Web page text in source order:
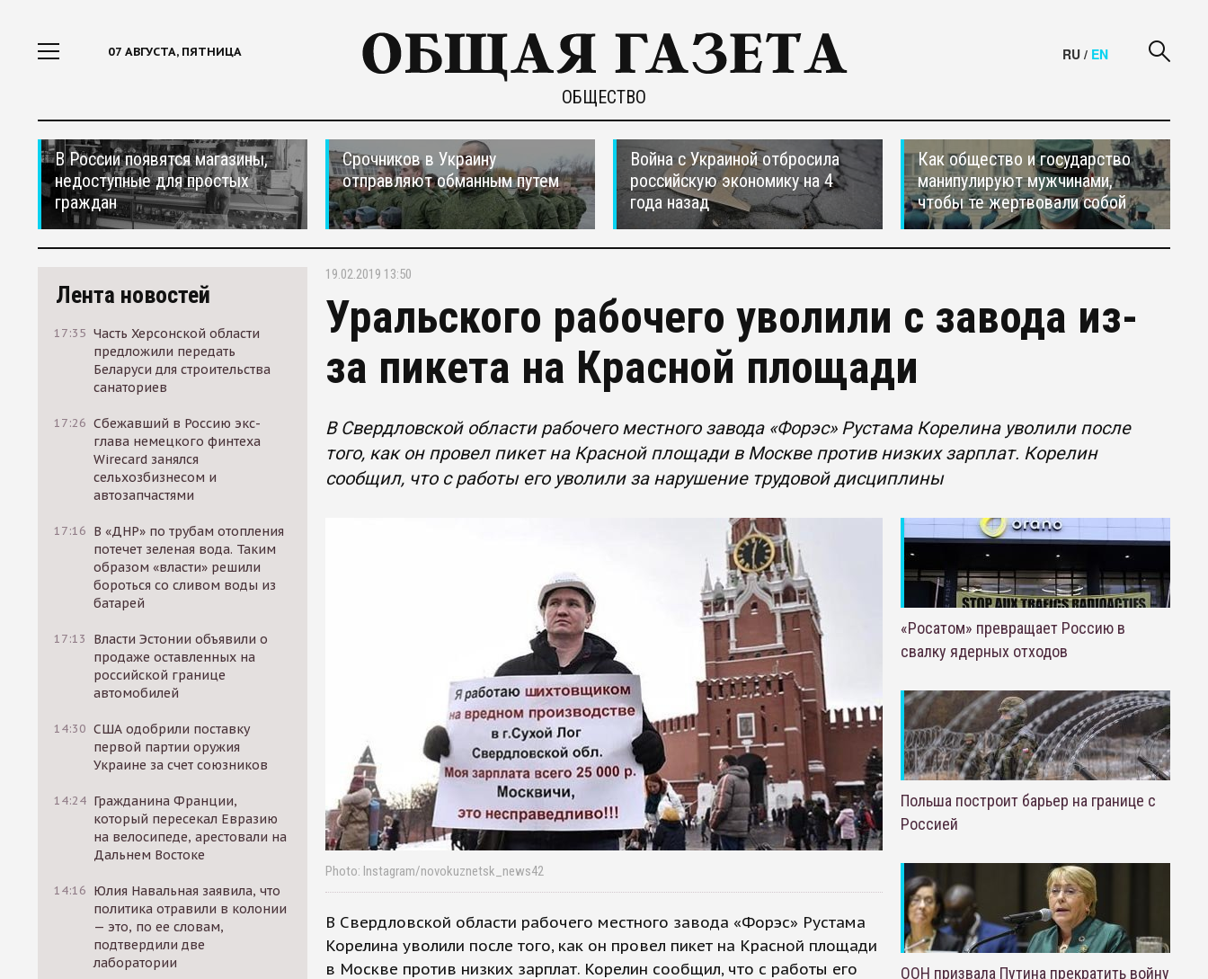
07 АВГУСТА, ПЯТНИЦА
ОБЩЕСТВО
RU / EN
В России появятся магазины,
недоступные для простых
граждан
Срочников в Украину
отправляют обманным путем
Война с Украиной отбросила
российскую экономику на 4
года назад
Как общество и государство
манипулируют мужчинами,
чтобы те жертвовали собой
Лента новостей
17:35 Часть Херсонской области
предложили передать
Беларуси для строительства
санаториев
17:26 Сбежавший в Россию экс-
глава немецкого финтеха
Wirecard занялся
сельхозбизнесом и
автозапчастями
17:16 В «ДНР» по трубам отопления
потечет зеленая вода. Таким
образом «власти» решили
бороться со сливом воды из
батарей
17:13
Власти Эстонии объявили о
продаже оставленных на
российской границе
автомобилей
14:30 США одобрили поставку
первой партии оружия
Украине за счет союзников
14:24 Гражданина Франции,
который пересекал Евразию
на велосипеде, арестовали на
Дальнем Востоке
14:16 Юлия Навальная заявила, что
политика отравили в колонии
— это, по ее словам,
подтвердили две
лаборатории
19.02.2019 13:50
Уральского рабочего уволили с завода из-
за пикета на Красной площади
В Свердловской области рабочего местного завода «Форэс» Рустама Корелина уволили после
того, как он провел пикет на Красной площади в Москве против низких зарплат. Корелин
сообщил, что с работы его уволили за нарушение трудовой дисциплины
Photo: Instagram/novokuznetsk_news42
В Свердловской области рабочего местного завода «Форэс» Рустама
Корелина уволили после того, как он провел пикет на Красной площади
в Москве против низких зарплат. Корелин сообщил, что с работы его
«Росатом» превращает Россию в
свалку ядерных отходов
Польша построит барьер на границе с
Россией
ООН призвала Путина прекратить войну